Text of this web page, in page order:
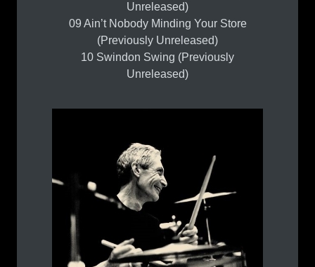
Unreleased)
09 Ain’t Nobody Minding Your Store
(Previously Unreleased)
10 Swindon Swing (Previously
Unreleased)